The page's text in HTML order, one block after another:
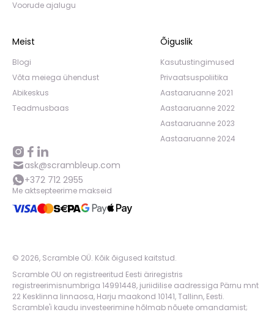
Voorude ajalugu
Meist
Blogi
Võta meiega ühendust
Abikeskus
Teadmusbaas
Õiguslik
Kasutustingimused
Privaatsuspoliitika
Aastaaruanne 2021
Aastaaruanne 2022
Aastaaruanne 2023
Aastaaruanne 2024
ask@scrambleup.com
+372 712 2955
Me aktsepteerime makseid
© 2026, Scramble OÜ. Kõik õigused kaitstud.
Scramble OU on registreeritud Eesti äriregistris
registreerimisnumbriga 14991448, juriidilise aadressiga Pärnu mnt
22 Kesklinna linnaosa, Harju maakond 10141, Tallinn, Eesti.
Scramble'i kaudu investeerimine hõlmab nõuete omandamist;